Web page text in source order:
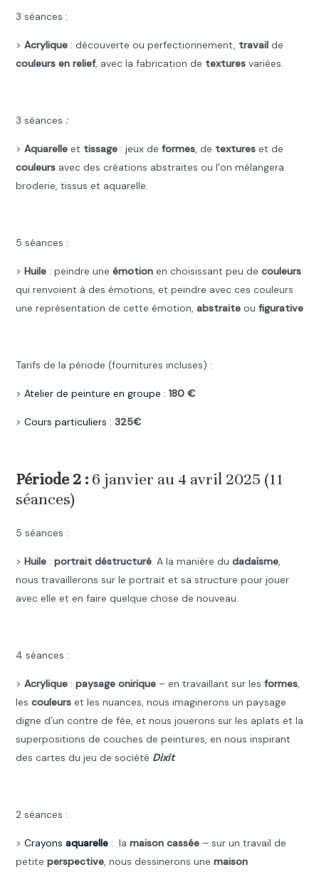
3 séances :
> Acrylique : découverte ou perfectionnement, travail de
couleurs en relief, avec la fabrication de texturesvariées.
3 séances :
> Aquarelle et tissage : jeux de formes, de textures et de
couleurs avec des créations abstraites ou l’on mélangera
broderie, tissus et aquarelle.
5 séances :
> Huile: peindre une émotion en choisissant peu de couleurs
qui renvoient à des émotions, et peindre avec ces couleurs
une représentation de cette émotion, abstraite ou figurative
Tarifs de la période (fournitures incluses) :
> Atelier de peinture en groupe : 180 €
> Cours particuliers : 325€
Période 2 :6 janvier au 4 avril 2025 (11
séances)
5 séances :
> Huile : portrait déstructuré. A la manière du dadaïsme,
nous travaillerons sur le portrait et sa structure pour jouer
avec elle et en faire quelque chose de nouveau.
4 séances :
> Acrylique : paysage onirique– en travaillant sur les formes,
les couleurset les nuances, nous imaginerons un paysage
digne d’un contre de fée, et nous jouerons sur les aplats et la
superpositions de couches de peintures, en nous inspirant
des cartes du jeu de société Dixit
2 séances :
> Crayons aquarelle : la maison cassée– sur un travail de
petite perspective, nous dessinerons une maison